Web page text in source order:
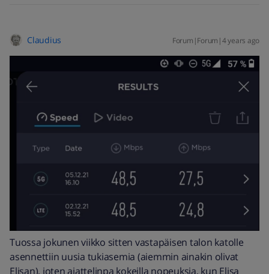
Claudius Forum|Forum|4 years ago
Tuossa jokunen viikko sitten vastapäisen talon katolle
asennettiin uusia tukiasemia (aiemmin ainakin olivat
Elisan), joten ajattelinpa kokeilla nopeuksia, kun Elisa